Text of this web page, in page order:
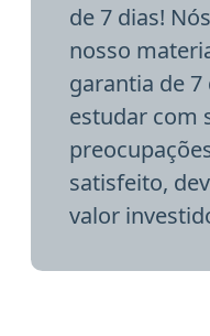
de 7 dias!
nosso
garantia de 7
estudar com
satisfeito,
valor